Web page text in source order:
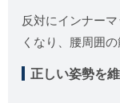
反対にインナー
くなり、腰周囲
正しい姿勢を